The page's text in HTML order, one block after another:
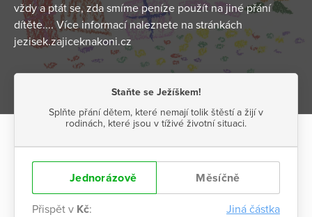
vždy a ptát se, zda smíme peníze použít na jiné přání
dítěte.... Více informací naleznete na stránkách
jezisek.zajiceknakoni.cz
Staňte se Ježíškem!
Splňte přání dětem, které nemají tolik štěstí a žijí v
rodinách, které jsou v tíživé životní situaci.
Jednorázově Měsíčně
Přispět v Kč: Jiná částka